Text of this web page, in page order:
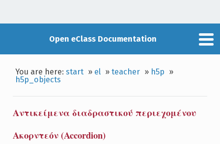
Open eClass Documentation
You are here:start » el »teacher » h5p »
h5p_objects
Αντικείμενα διαδραστικού περιεχομένου
Ακορντεόν (Accordion)